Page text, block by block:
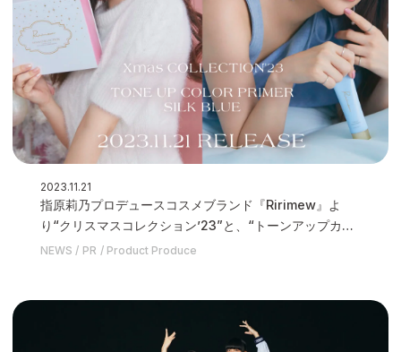
2023.11.21
指原莉乃プロデュースコスメブランド『Ririmew』よ
り“クリスマスコレクション’23”と、“トーンアップカラ
ープライマー”の新色《シルクブルー》が11月21日(火)発
NEWS PR Product Produce